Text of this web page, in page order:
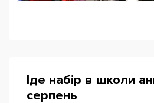
Іде набір в школи
серпень